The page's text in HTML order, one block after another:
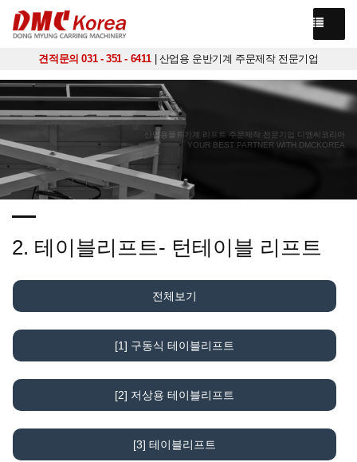
견적문의 031 - 351 - 6411 | 산업용 운반기계 주문제작 전문기업
산업용물류기계 리프트 주문제작 전문기업 디엠씨코리아
YOUR BEST PARTNER WITH DMCKOREA
2. 테이블리프트- 턴테이블 리프트
전체보기
[1] 구동식 테이블리프트
[2] 저상용 테이블리프트
[3] 테이블리프트